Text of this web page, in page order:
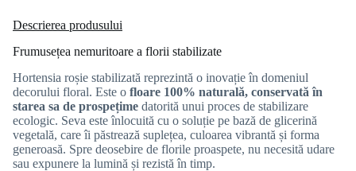
Descrierea produsului
Frumusețea nemuritoare a florii stabilizate
Hortensia roșie stabilizată reprezintă o inovație în domeniul
decorului floral. Este o floare 100% naturală, conservată în
starea sa de prospețime datorită unui proces de stabilizare
ecologic. Seva este înlocuită cu o soluție pe bază de glicerină
vegetală, care îi păstrează suplețea, culoarea vibrantă și forma
generoasă. Spre deosebire de florile proaspete, nu necesită udare
sau expunere la lumină și rezistă în timp.